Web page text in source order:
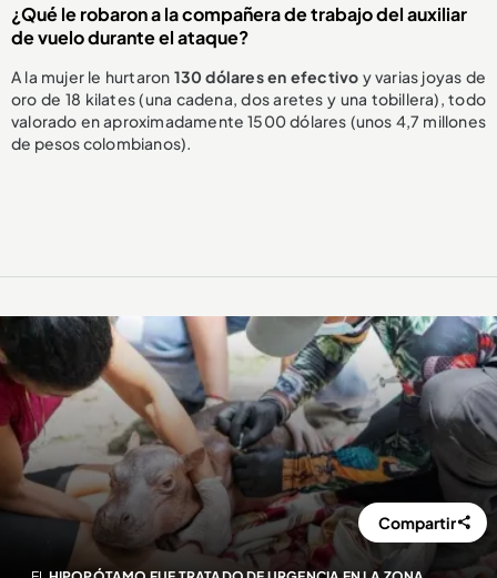
¿Qué le robaron a la compañera de trabajo del auxiliar
de vuelo durante el ataque?
A la mujer le hurtaron 130 dólares en efectivo y varias joyas de
oro de 18 kilates (una cadena, dos aretes y una tobillera), todo
valorado en aproximadamente 1500 dólares (unos 4,7 millones
de pesos colombianos).
Compartir